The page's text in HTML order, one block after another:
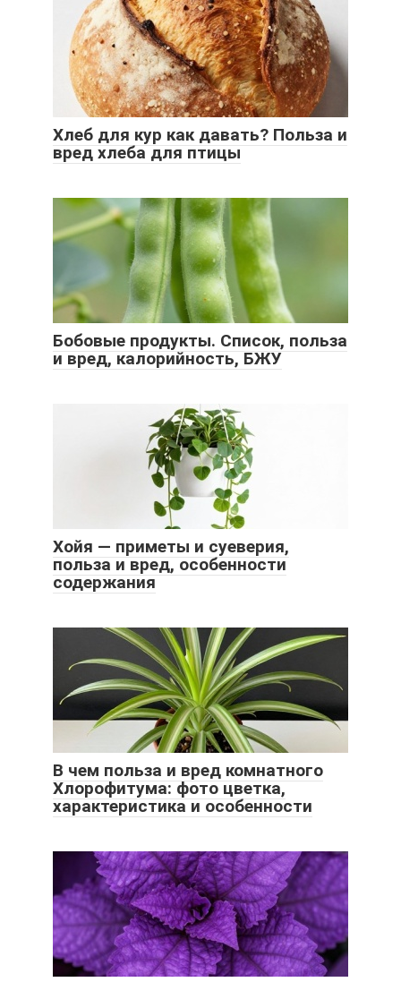
Хлеб для кур как давать? Польза и
вред хлеба для птицы
Бобовые продукты. Список, польза
и вред, калорийность, БЖУ
Хойя — приметы и суеверия,
польза и вред, особенности
содержания
В чем польза и вред комнатного
Хлорофитума: фото цветка,
характеристика и особенности